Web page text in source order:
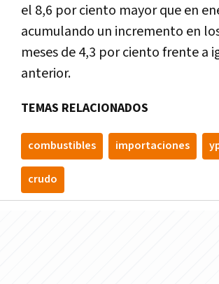
el 8,6 por ciento mayor que en
acumulando un incremento en
meses de 4,3 por ciento frente a
anterior.
TEMAS RELACIONADOS
combustibles importaciones
crudo